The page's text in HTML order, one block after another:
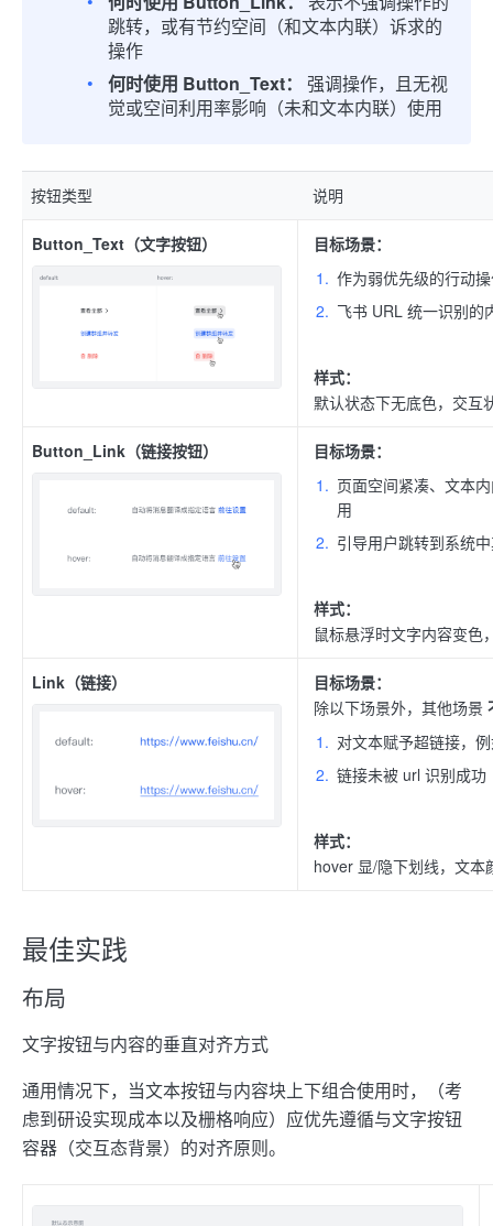
跳转，或有节约空间（和文本内联）诉求的
操作
何时使用 Button_Text：
强调操作，且无视
觉或空间利用率影响（未和文本内联）使用
按钮类型 说明
Button_Text（文字按钮）
目标场景：
作为弱优先级的行动
飞书 URL 统一识别的
样式：
默认状态下无底色，交互
Button_Link（链接按钮）
目标场景：
页面空间紧凑、文本
用
引导用户跳转到系统
样式：
鼠标悬浮时文字内容变色
Link（链接）
目标场景：
除以下场景外，其他场景
对文本赋予超链接，
链接未被 url 识别成功
样式：
hover 显/隐下划线，文本
最佳实践
布局
文字按钮与内容的垂直对齐方式
通用情况下，当文本按钮与内容块上下组合使用时，（考
虑到研设实现成本以及栅格响应）应优先遵循与文字按钮
容器（交互态背景）的对齐原则。